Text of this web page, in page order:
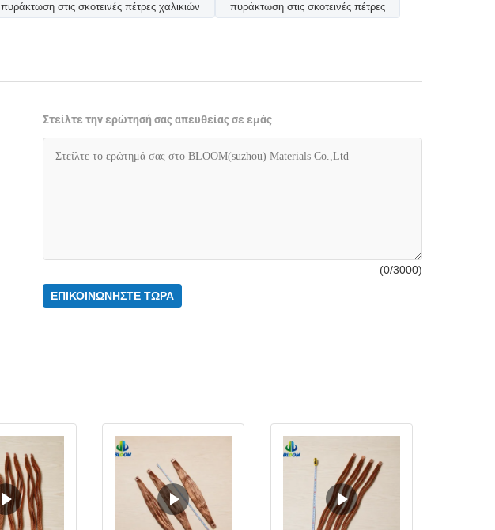
πυράκτωση στις σκοτεινές πέτρες χαλικιών πυράκτωση στις σκοτεινές πέτρες
Στείλτε την ερώτησή σας απευθείας σε εμάς
(0/3000)
ΕΠΙΚΟΙΝΩΝΉΣΤΕ ΤΏΡΑ